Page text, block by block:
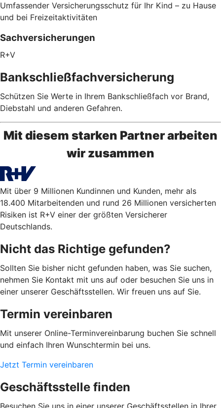
Umfassender Versicherungsschutz für Ihr Kind – zu Hause
und bei Freizeitaktivitäten
Sachversicherungen
R+V
Bankschließfachversicherung
Schützen Sie Werte in Ihrem Bankschließfach vor Brand,
Diebstahl und anderen Gefahren.
Mit diesem starken Partner arbeiten
wir zusammen
Mit über 9 Millionen Kundinnen und Kunden, mehr als
18.400 Mitarbeitenden und rund 26 Millionen versicherten
Risiken ist R+V einer der größten Versicherer
Deutschlands.
Nicht das Richtige gefunden?
Sollten Sie bisher nicht gefunden haben, was Sie suchen,
nehmen Sie Kontakt mit uns auf oder besuchen Sie uns in
einer unserer Geschäftsstellen. Wir freuen uns auf Sie.
Termin vereinbaren
Mit unserer Online-Terminvereinbarung buchen Sie schnell
und einfach Ihren Wunschtermin bei uns.
Jetzt Termin vereinbaren
Geschäftsstelle finden